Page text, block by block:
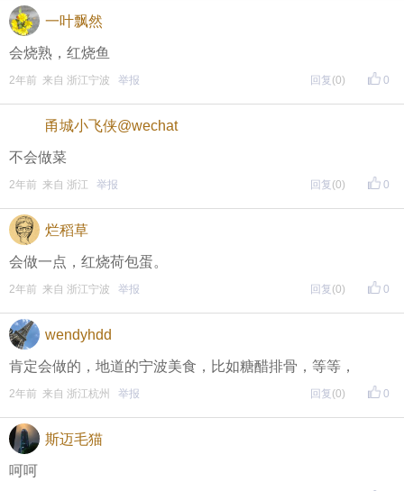
一叶飘然
会烧熟，红烧鱼
0
2年前 来自 浙江宁波 举报 回复 (0)
甬城小飞侠@wechat
不会做菜
0
2年前 来自 浙江 举报 回复 (0)
烂稻草
会做一点，红烧荷包蛋。
0
2年前 来自 浙江宁波 举报 回复 (0)
wendyhdd
肯定会做的，地道的宁波美食，比如糖醋排骨，等等，
0
2年前 来自 浙江杭州 举报 回复 (0)
斯迈毛猫
呵呵